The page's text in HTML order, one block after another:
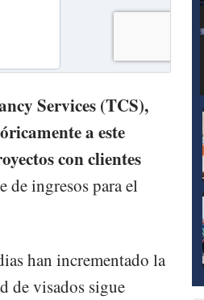
Services (TCS),
a este
con clientes
de ingresos para el
han incrementado la
de visados ​​sigue